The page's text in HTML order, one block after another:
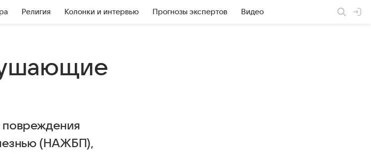
Религия Колонки и интервью Прогнозы экспертов Видео
повреждения
(НАЖБП),